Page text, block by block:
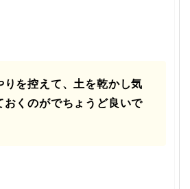
りを控えて、土を乾かし気
おくのがでちょうど良いで